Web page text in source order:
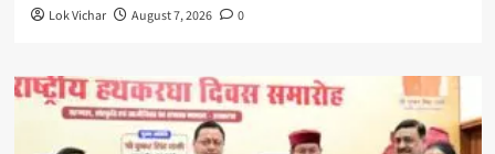
Lok Vichar August 7, 2026 0